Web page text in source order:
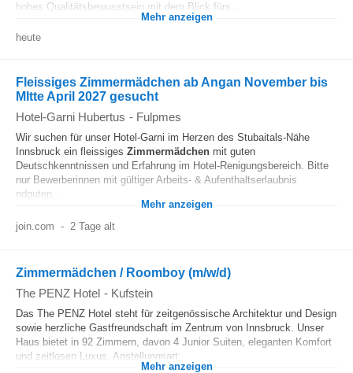
hohes Qualitätsbewusstsein mit dem Blick fürs...
Mehr anzeigen
heute
Fleissiges Zimmermädchen ab Angan November bis
MItte April 2027 gesucht
Hotel-Garni Hubertus - Fulpmes
Wir suchen für unser Hotel-Garni im Herzen des Stubaitals-Nähe
Innsbruck ein fleissiges Zimmermädchen mit guten
Deutschkenntnissen und Erfahrung im Hotel-Renigungsbereich. Bitte
nur Bewerberinnen mit gültiger Arbeits- & Aufenthaltserlaubnis
ndguten...
Mehr anzeigen
join.com - 2 Tage alt
Zimmermädchen / Roomboy (m/w/d)
The PENZ Hotel - Kufstein
Das The PENZ Hotel steht für zeitgenössische Architektur und Design
sowie herzliche Gastfreundschaft im Zentrum von Innsbruck. Unser
Haus bietet in 92 Zimmern, davon 4 Junior Suiten, eleganten Komfort
und zeitlosen Luxus. Anstellungsart:...
Mehr anzeigen